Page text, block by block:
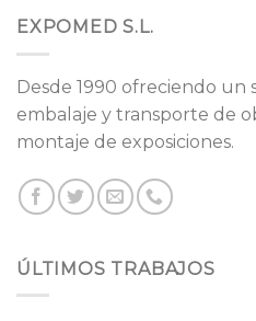
EXPOMED S.L.
Desde 1990 ofreciendo un
embalaje y transporte de
montaje de exposiciones.
ÚLTIMOS TRABAJOS